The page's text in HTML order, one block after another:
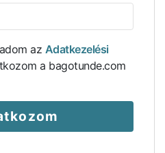
– isztambuli élmények 1.
az Adatkezelési
a bagotunde.com